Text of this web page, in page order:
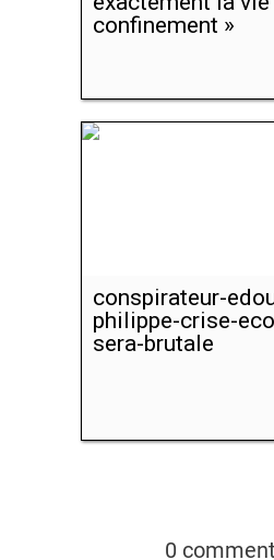
confinement »
conspirateur-
philippe-crise-
sera-brutale
0